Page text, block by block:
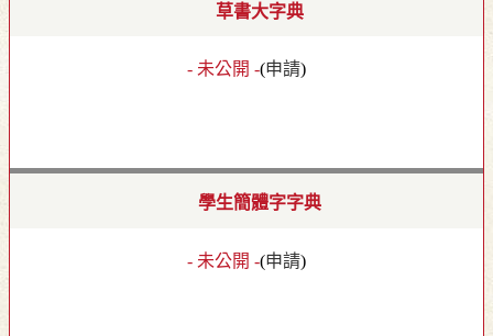
草書大字典
- 未公開 -(申請)
學生簡體字字典
- 未公開 -(申請)